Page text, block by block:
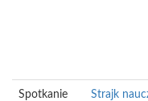
Spotkanie
Strajk